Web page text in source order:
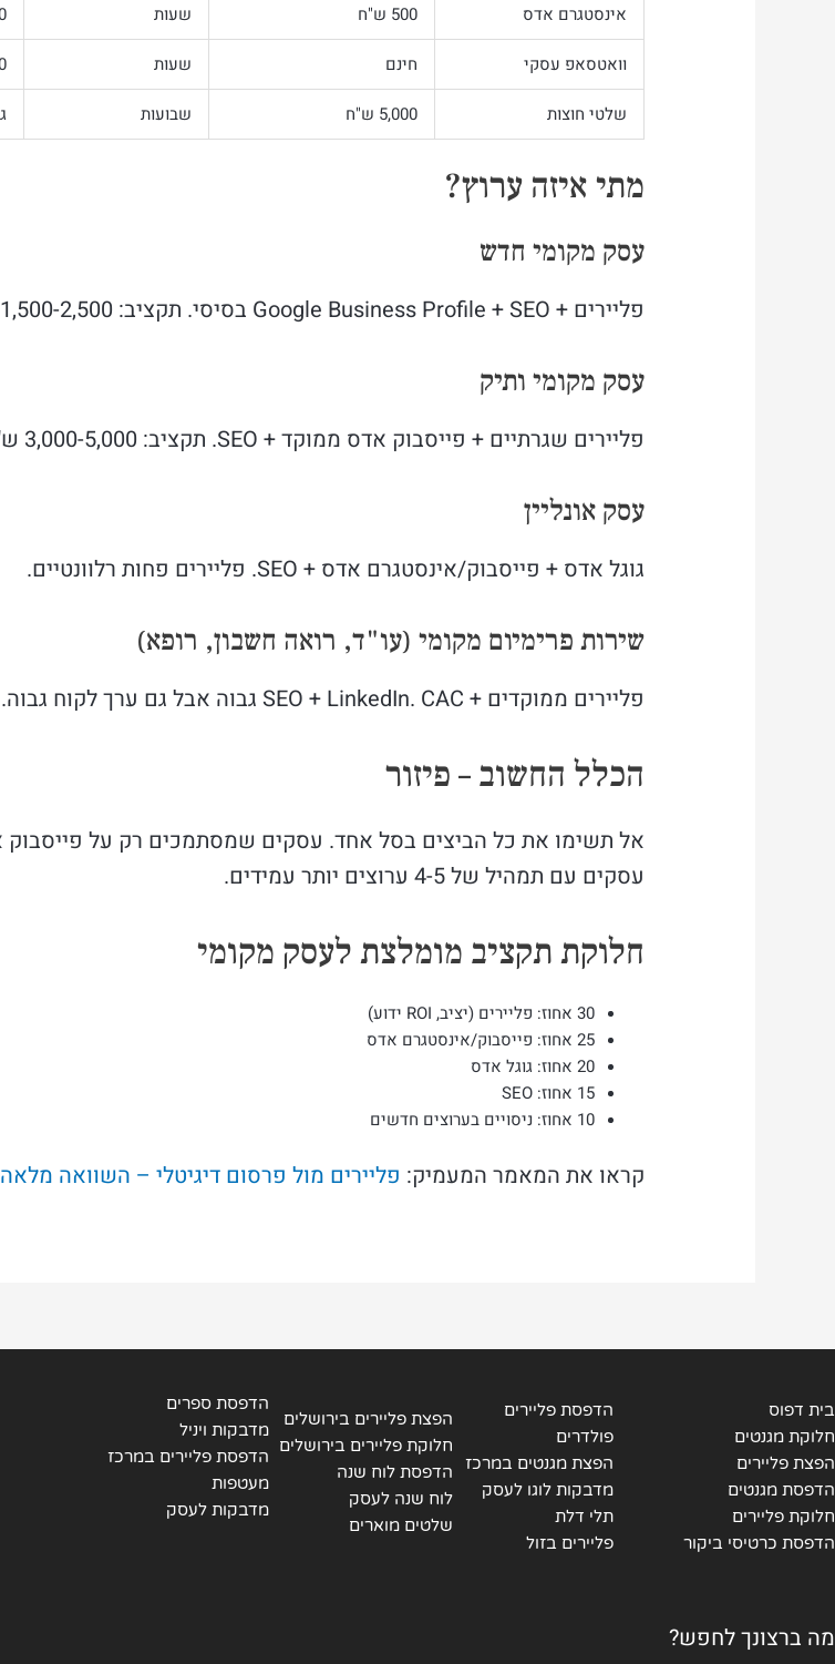
אינסטגרם אדס 500 ש"ח שעות
וואטסאפ עסקי חינם שעות 0
שלטי חוצות 5,000 ש"ח שבועות
מתי איזה ערוץ?
עסק מקומי חדש
פליירים + Google Business Profile + SEO בסיסי. תקציב: 1,500-2,500 ש"ח לחודש.
עסק מקומי ותיק
פליירים שגרתיים + פייסבוק אדס ממוקד + SEO. תקציב: 3,000-5,000 ש"ח לחודש.
עסק אונליין
גוגל אדס + פייסבוק/אינסטגרם אדס + SEO. פליירים פחות רלוונטיים.
שירות פרימיום מקומי (עו"ד, רואה חשבון, רופא)
פליירים ממוקדים + SEO + LinkedIn. CAC גבוה אבל גם ערך לקוח גבוה.
הכלל החשוב – פיזור
עסקים עם תמהיל של 4-5 ערוצים יותר עמידים.
חלוקת תקציב מומלצת לעסק מקומי
30 אחוז: פליירים (יציב, ROI ידוע)
25 אחוז: פייסבוק/אינסטגרם אדס
20 אחוז: גוגל אדס
15 אחוז: SEO
10 אחוז: ניסויים בערוצים חדשים
קראו את המאמר המעמיק: פליירים מול פרסום דיגיטלי – השוואה מלאה
בית דפוס
חלוקת מגנטים
הפצת פליירים
הדפסת מגנטים
חלוקת פליירים
הדפסת כרטיסי ביקור
הדפסת פליירים
פולדרים
הפצת מגנטים במרכז
מדבקות לוגו לעסק
תלי דלת
פליירים בזול
מה ברצונך לחפש?
הפצת פליירים בירושלים
חלוקת פליירים בירושלים
הדפסת לוח שנה
לוח שנה לעסק
שלטים מוארים
הדפסת ספרים
מדבקות ויניל
הדפסת פליירים במרכז
מעטפות
מדבקות לעסק